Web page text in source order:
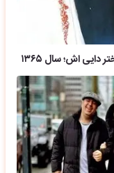
اش؛ سال ۱۳۶۵